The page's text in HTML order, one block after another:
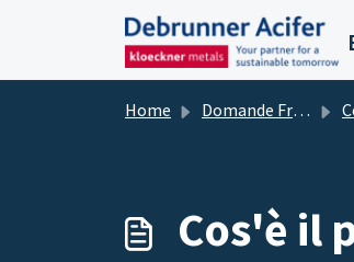
Salta al contenuto principale
Home Domande Frequenti (FAQ)
Cos'è il